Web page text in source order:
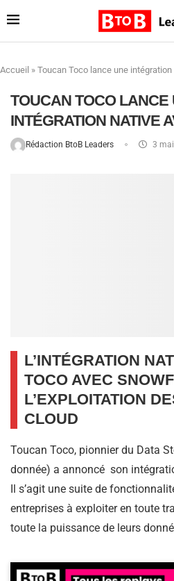
Accueil » Toucan Toco lance une
TOUCAN TOCO LANCE
INTÉGRATION NATIVE
Rédaction BtoB Leaders 3
L’INTÉGRATION
TOCO AVEC
L’EXPLOITATION
CLOUD
Toucan Toco, pionnier du Data
donnée) a annoncé son
Il s’agit une suite de
entreprises à exploiter en toute
toute la puissance de leurs